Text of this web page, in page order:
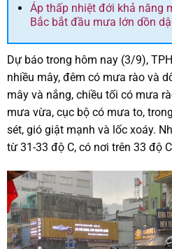
Áp thấp nhiệt đới khả năng
Bắc bắt đầu mưa lớn dồn
Dự báo trong hôm nay (3/9),
nhiều mây, đêm có mưa rào và
mây và nắng, chiều tối có mưa
mưa vừa, cục bộ có mưa to,
sét, gió giật mạnh và lốc xoáy.
từ 31-33 độ C, có nơi trên 33 độ